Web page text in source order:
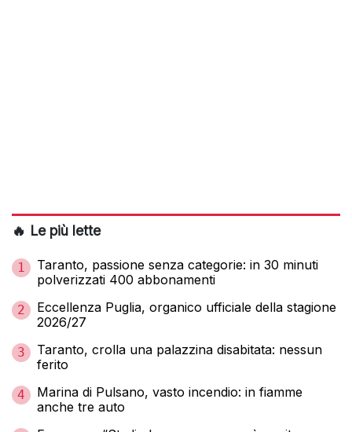
🔥 Le più lette
1
Taranto, passione senza categorie: in 30 minuti
polverizzati 400 abbonamenti
2
Eccellenza Puglia, organico ufficiale della stagione
2026/27
3
Taranto, crolla una palazzina disabitata: nessun
ferito
4
Marina di Pulsano, vasto incendio: in fiamme
anche tre auto